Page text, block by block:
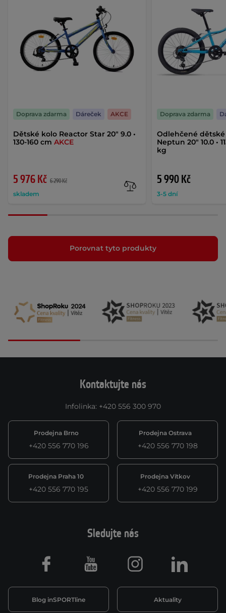
Dětské kolo Reactor Star 20" 9.0 •
130-160 cm AKCE
5 976 Kč 6 290 Kč
skladem
Doprava zdarma Dáreček AKCE
Odlehčené
Neptun 20" 10.0 •
kg
5 990 Kč
3-5 dní
Doprava zdarma
Porovnat tyto produkty
Kontaktujte nás
Infolinka: +420 556 300 970
Prodejna Brno
+420 556 770 196
Prodejna Ostrava
+420 556 770 198
Prodejna Praha 10
+420 556 770 195
Prodejna Vítkov
+420 556 770 199
Sledujte nás
Blog inSPORTline Aktuality
Facebook Youtube Instagram LinkedIn